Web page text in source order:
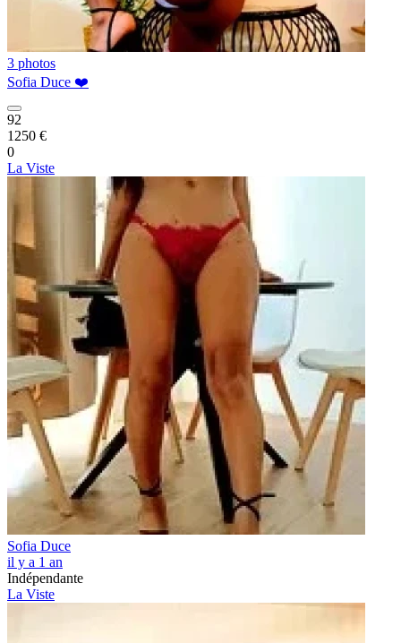
3 photos
Sofia Duce ❤️
92
1250 €
0
La Viste
Sofia Duce
il y a 1 an
Indépendante
La Viste